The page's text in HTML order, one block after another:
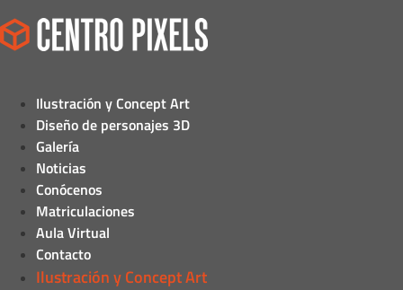
Ilustración y Concept Art
Diseño de personajes 3D
Galería
Noticias
Conócenos
Matriculaciones
Aula Virtual
Contacto
Ilustración y Concept Art